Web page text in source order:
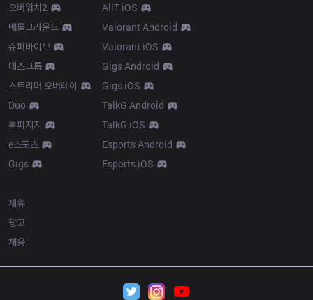
오버워치2
배틀그라운드
슈퍼바이브
데스크톱
스트리머 오버레이
Duo
톡피지지
e스포츠
Gigs
AllT iOS
Valorant Android
Valorant iOS
Gigs Android
Gigs iOS
TalkG Android
TalkG iOS
Esports Android
Esports iOS
제휴
광고
채용